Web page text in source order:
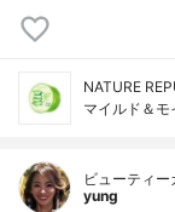
NATURE
マイルド＆
ビューティ
yung